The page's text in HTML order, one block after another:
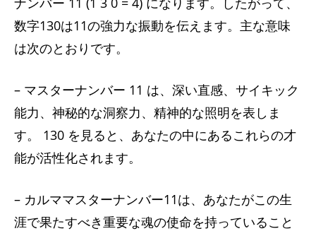
数字130は11の強力な振動を伝えます。主な意味
は次のとおりです。
– マスターナンバー 11 は、深い直感、サイキック
能力、神秘的な洞察力、精神的な照明を表しま
す。 130 を見ると、あなたの中にあるこれらの才
能が活性化されます。
– カルママスターナンバー11は、あなたがこの生
涯で果たすべき重要な魂の使命を持っていること